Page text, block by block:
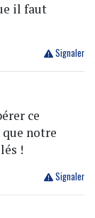
il faut
Signaler
ce
notre
!
Signaler